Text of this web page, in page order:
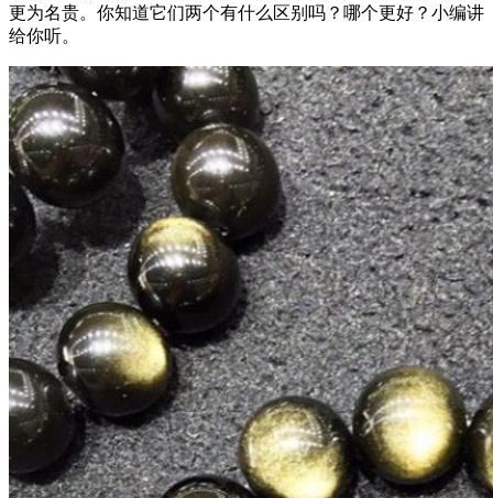
更为名贵。你知道它们两个有什么区别吗？哪个更好？小编讲
给你听。